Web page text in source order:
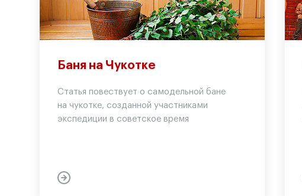
Баня на Чукотке
Статья повествует о самодельной бане
на чукотке, созданной участниками
экспедиции в советское время